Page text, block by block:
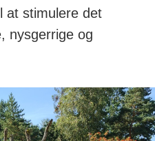
at stimulere det
nysgerrige og